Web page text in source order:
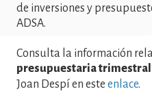
de inversiones y
ADSA.
Consulta la información
presupuestaria trimestral
Joan Despí en este enlace.